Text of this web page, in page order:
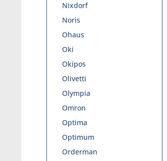
Nixdorf
Noris
Ohaus
Oki
Okipos
Olivetti
Olympia
Omron
Optima
Optimum
Orderman